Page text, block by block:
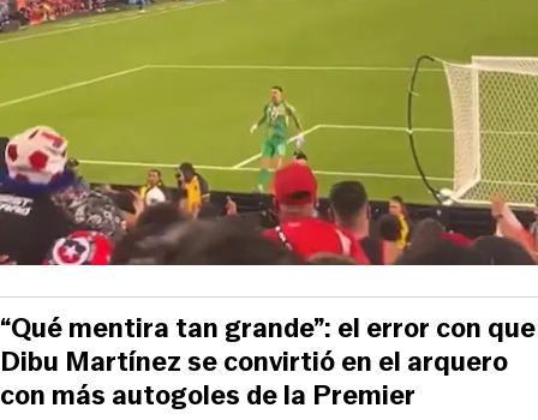
“Qué mentira tan grande”: el error con que
Dibu Martínez se convirtió en el arquero
con más autogoles de la Premier